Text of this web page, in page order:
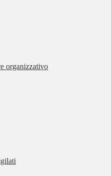
organizzativo